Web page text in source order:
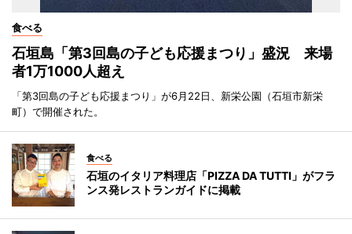
食べる
石垣島「第3回島の子ども応援まつり」盛況 来場
者1万1000人超え
「第3回島の子ども応援まつり」が6月22日、新栄公園（石垣市新栄
町）で開催された。
食べる
石垣のイタリア料理店「PIZZA DA TUTTI」がフラ
ンス発レストランガイドに掲載